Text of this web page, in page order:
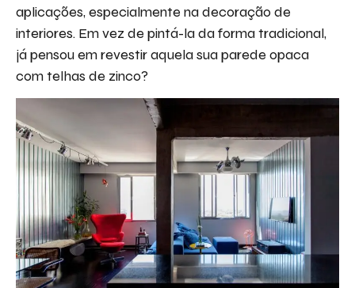
aplicações, especialmente na decoração de
interiores. Em vez de pintá-la da forma tradicional,
já pensou em revestir aquela sua parede opaca
com telhas de zinco?